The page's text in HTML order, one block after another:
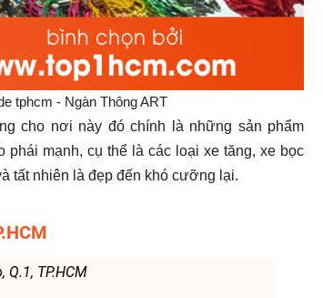
tphcm - Ngàn Thông ART
cho nơi này đó chính là những sản phẩm
mạnh, cụ thể là các loại xe tăng, xe bọc
tất nhiên là đẹp đến khó cưỡng lại.
TP.HCM